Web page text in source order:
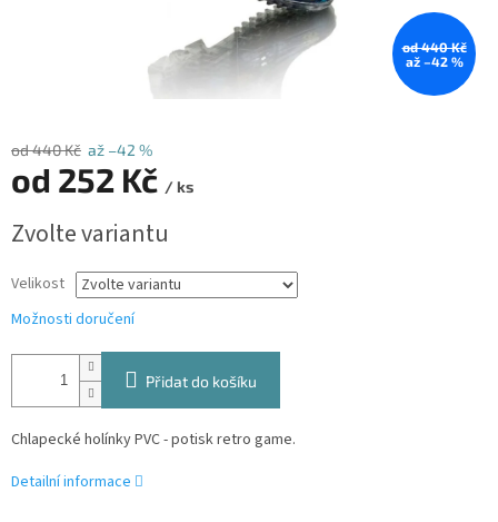
od 440 Kč
až –42 %
od 440 Kč až –42 %
od 252 Kč / ks
cena:
Zvolte variantu
Velikost
Možnosti doručení
Přidat do košíku
Chlapecké holínky PVC - potisk retro game.
Detailní informace